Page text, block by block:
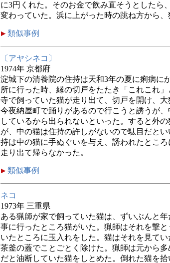
に3円くれた。そのお金で飲み直そうとしたら
変わっていた。浜に上がった時の跳ね方から、
類似事例
〔アヤシネコ〕
1974年 京都府
淀城下の清養院の住持は天和3年の夏に痢病に
所に行った時、縁の切戸をたたき「これこれ
寺で飼っていた猫が走り出て、切戸を開け、
今夜納屋町で踊りがあるので行こうと誘うが
しているから出られないといった。すると外
が、中の猫は住持の許しがないので駄目だと
持は中の猫に手ぬぐいを与え、誘われたとこ
走り出て帰らなかった。
類似事例
ネコ
1973年 三重県
ある猟師が家で飼っていた猫は、ずいぶんと
事に行ったところ猫がいた。猟師はそれを撃
いたところに玉入れをした。猫はそれを見て
茶釜の蓋でことごとく除けた。猟師は元から
だと油断していた猫をしとめた。倒れた猫を